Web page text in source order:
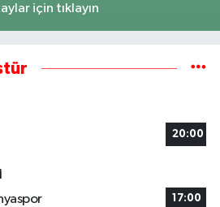
için tıklayın
20:00
17:00